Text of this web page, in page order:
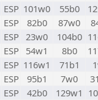
ESP 101w0 55b0
ESP 82b0 87w0
ESP 23w0 104b0
ESP 54w1 8b0
ESP 116w1 71b1
ESP 95b1 7w0
ESP 42b0 129w1